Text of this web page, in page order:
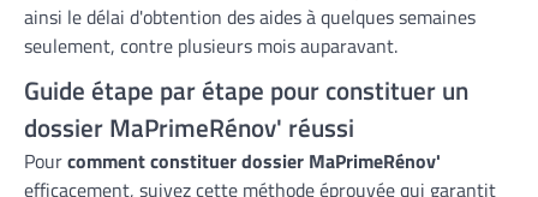
ainsi le délai d'obtention des aides à quelques semaines
seulement, contre plusieurs mois auparavant.
Guide étape par étape pour constituer un
dossier MaPrimeRénov' réussi
Pourcomment constituer dossier MaPrimeRénov'
efficacement, suivez cette méthode éprouvée qui garantit